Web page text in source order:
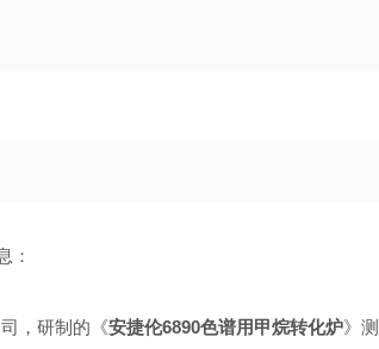
：
，研制的《安捷伦6890色谱用甲烷转化炉》